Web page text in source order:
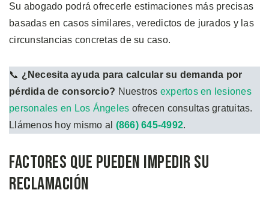
Su abogado podrá ofrecerle estimaciones más precisas
basadas en casos similares, veredictos de jurados y las
circunstancias concretas de su caso.
📞 ¿Necesita ayuda para calcular su demanda por
pérdida de consorcio? Nuestros expertos en lesiones
personales en Los Ángeles ofrecen consultas gratuitas.
Llámenos hoy mismo al (866) 645-4992.
Factores Que Pueden Impedir su
Reclamación